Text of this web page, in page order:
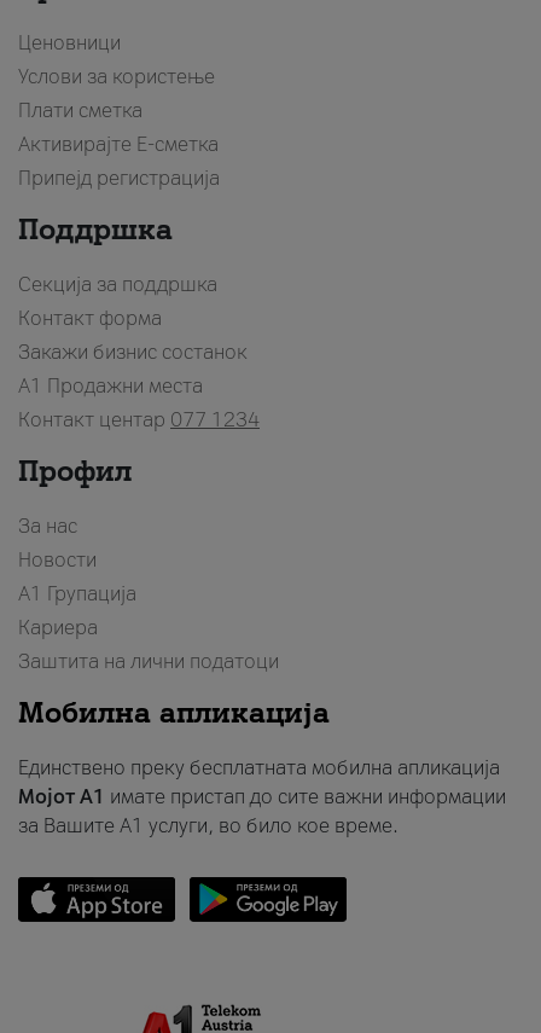
Ценовници
Услови за користење
Плати сметка
Активирајте Е-сметка
Припејд регистрација
Поддршка
Секција за поддршка
Контакт форма
Закажи бизнис состанок
A1 Продажни места
Контакт центар 077 1234
Профил
За нас
Новости
А1 Групација
Кариера
Заштита на лични податоци
Мобилна апликација
Единствено преку бесплатната мобилна апликација
Мојот A1 имате пристап до сите важни информации
за Вашите A1 услуги, во било кое време.